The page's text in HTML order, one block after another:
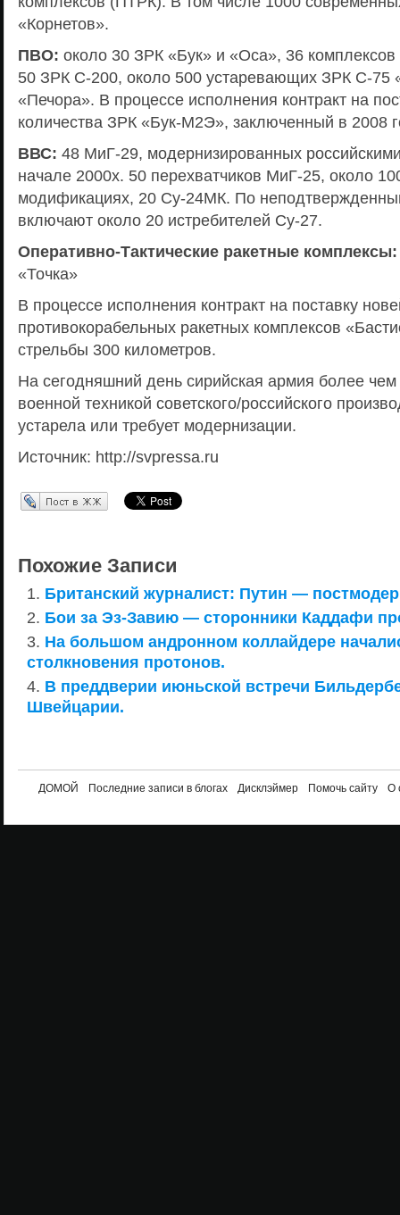
«Корнетов».
ПВО: около 30 ЗРК «Бук» и «Оса», 36
50 ЗРК С-200, около 500 устаревающих ЗРК С-75
«Печора». В процессе исполнения контракт на
количества ЗРК «Бук-М2Э», заключенный в 2008
ВВС: 48 МиГ-29, модернизированных
начале 2000х. 50 перехватчиков МиГ-25, около
модификациях, 20 Су-24МК. По
включают около 20 истребителей Су-27.
Оперативно-Тактические ракетные комплексы:
«Точка»
В процессе исполнения контракт на поставку
противокорабельных ракетных комплексов
стрельбы 300 километров.
На сегодняшний день сирийская армия более
военной техникой советского/российского
устарела или требует модернизации.
Источник: http://svpressa.ru
Перепост в ЖЖ
Похожие Записи
Британский журналист: Путин —
Бои за Эз-Завию — сторонники Каддафи
На большом андронном коллайдере
столкновения протонов.
В преддверии июньской встречи
Швейцарии.
ДОМОЙ Последние записи в блогах Дисклэймер Помочь сайту О